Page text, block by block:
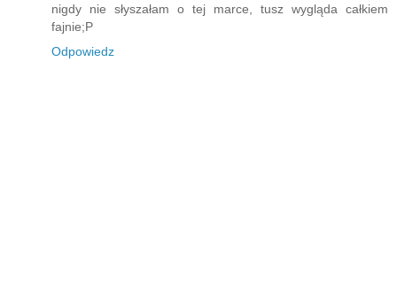
nigdy nie słyszałam o tej marce, tusz wygląda całkiem
fajnie;P
Odpowiedz